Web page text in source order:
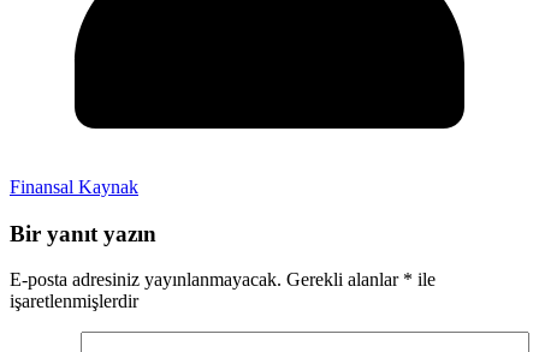
Finansal Kaynak
Bir yanıt yazın
E-posta adresiniz yayınlanmayacak. Gerekli alanlar * ile
işaretlenmişlerdir